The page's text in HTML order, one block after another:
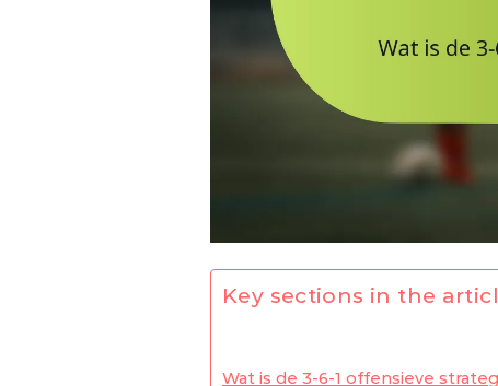
Key sections in the
Wat is de 3-6-1 offensieve